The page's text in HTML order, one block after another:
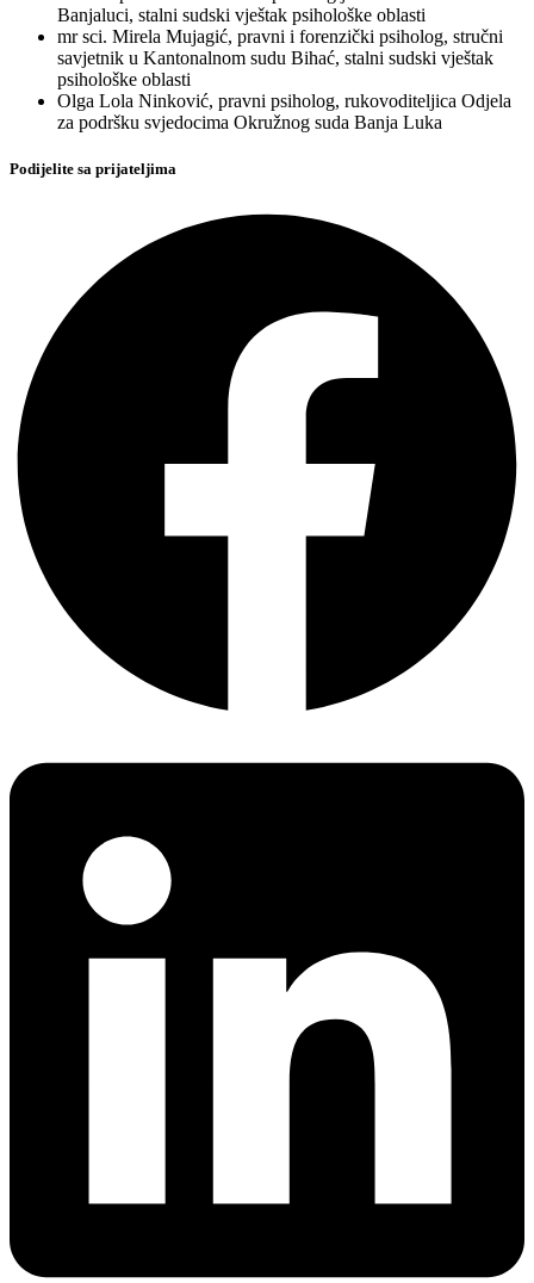
Banjaluci, stalni sudski vještak psihološke oblasti
mr sci. Mirela Mujagić, pravni i forenzički psiholog, stručni
savjetnik u Kantonalnom sudu Bihać, stalni sudski vještak
psihološke oblasti
Olga Lola Ninković, pravni psiholog, rukovoditeljica Odjela
za podršku svjedocima Okružnog suda Banja Luka
Podijelite sa prijateljima